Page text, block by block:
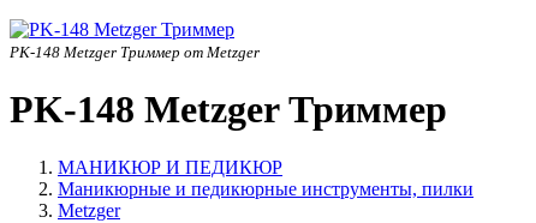
PK-148 Metzger Триммер от Metzger
PK-148 Metzger Триммер
МАНИКЮР И ПЕДИКЮР
Маникюрные и педикюрные инструменты, пилки
Metzger